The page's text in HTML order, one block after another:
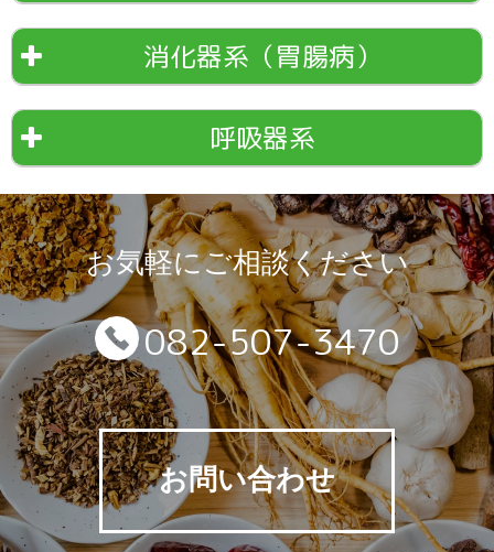
消化器系（胃腸病）
呼吸器系
お気軽にご相談ください
082-507-3470
お問い合わせ